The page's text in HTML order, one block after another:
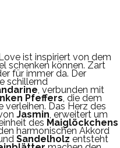
ist inspiriert von dem
schenken können. Zart
für immer da. Der
schillernd
, verbunden mit
Pfeffers, die dem
Das Herz des
Jasmin, erweitert um
des Maiglöckchens
harmonischen Akkord
Sandelholz entsteht